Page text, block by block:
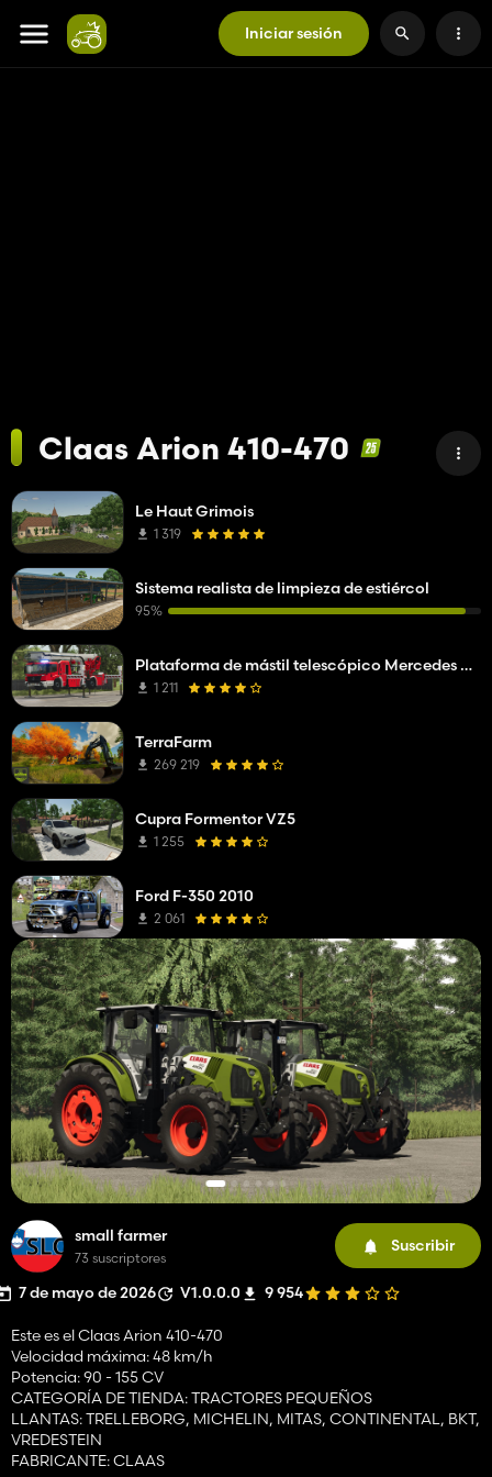
Iniciar sesión
Claas Arion 410-470
small farmer
73 suscriptores
Suscribir
7 de mayo de 2026 V1.0.0.0 9 954
Este es el Claas Arion 410-470
Velocidad máxima: 48 km/h
Potencia: 90 - 155 CV
CATEGORÍA DE TIENDA: TRACTORES PEQUEÑOS
LLANTAS: TRELLEBORG, MICHELIN, MITAS, CONTINENTAL, BKT,
VREDESTEIN
FABRICANTE: CLAAS
Le Haut Grimois
1 319
Sistema realista de limpieza de estiércol
95%
Plataforma de mástil telescópico Mercedes Benz Econic WISS
1 211
TerraFarm
269 219
Cupra Formentor VZ5
1 255
Ford F-350 2010
2 061